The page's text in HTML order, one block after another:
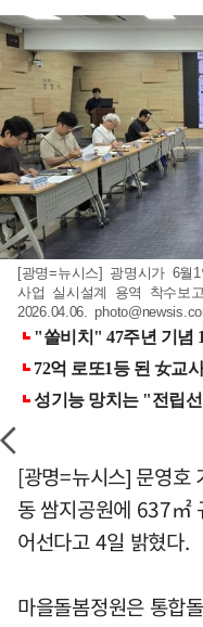
[광명=뉴시스] 광명시가 6월
사업 실시설계 용역 착수보
2026.04.06.
[광명=뉴시스] 문영호
동 쌈지공원에 637㎡
어선다고 4일 밝혔다.
마을돌봄정원은 통합